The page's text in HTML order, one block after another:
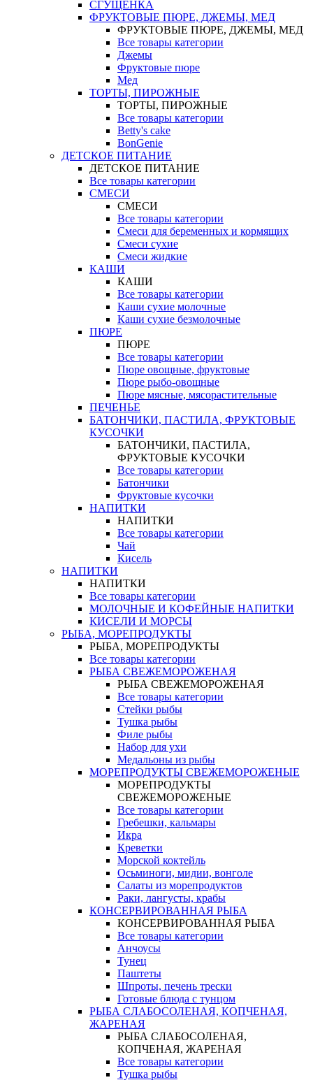
СГУЩЕНКА
ФРУКТОВЫЕ ПЮРЕ, ДЖЕМЫ, МЕД
ФРУКТОВЫЕ ПЮРЕ, ДЖЕМЫ, МЕД
Все товары категории
Джемы
Фруктовые пюре
Мед
ТОРТЫ, ПИРОЖНЫЕ
ТОРТЫ, ПИРОЖНЫЕ
Все товары категории
Betty's cake
BonGenie
ДЕТСКОЕ ПИТАНИЕ
ДЕТСКОЕ ПИТАНИЕ
Все товары категории
СМЕСИ
СМЕСИ
Все товары категории
Смеси для беременных и кормящих
Смеси сухие
Смеси жидкие
КАШИ
КАШИ
Все товары категории
Каши сухие молочные
Каши сухие безмолочные
ПЮРЕ
ПЮРЕ
Все товары категории
Пюре овощные, фруктовые
Пюре рыбо-овощные
Пюре мясные, мясорастительные
ПЕЧЕНЬЕ
БАТОНЧИКИ, ПАСТИЛА, ФРУКТОВЫЕ
КУСОЧКИ
БАТОНЧИКИ, ПАСТИЛА,
ФРУКТОВЫЕ КУСОЧКИ
Все товары категории
Батончики
Фруктовые кусочки
НАПИТКИ
НАПИТКИ
Все товары категории
Чай
Кисель
НАПИТКИ
НАПИТКИ
Все товары категории
МОЛОЧНЫЕ И КОФЕЙНЫЕ НАПИТКИ
КИСЕЛИ И МОРСЫ
РЫБА, МОРЕПРОДУКТЫ
РЫБА, МОРЕПРОДУКТЫ
Все товары категории
РЫБА СВЕЖЕМОРОЖЕНАЯ
РЫБА СВЕЖЕМОРОЖЕНАЯ
Все товары категории
Стейки рыбы
Тушка рыбы
Филе рыбы
Набор для ухи
Медальоны из рыбы
МОРЕПРОДУКТЫ СВЕЖЕМОРОЖЕНЫЕ
МОРЕПРОДУКТЫ
СВЕЖЕМОРОЖЕНЫЕ
Все товары категории
Гребешки, кальмары
Икра
Креветки
Морской коктейль
Осьминоги, мидии, вонголе
Салаты из морепродуктов
Раки, лангусты, крабы
КОНСЕРВИРОВАННАЯ РЫБА
КОНСЕРВИРОВАННАЯ РЫБА
Все товары категории
Анчоусы
Тунец
Паштеты
Шпроты, печень трески
Готовые блюда с тунцом
РЫБА СЛАБОСОЛЕНАЯ, КОПЧЕНАЯ,
ЖАРЕНАЯ
РЫБА СЛАБОСОЛЕНАЯ,
КОПЧЕНАЯ, ЖАРЕНАЯ
Все товары категории
Тушка рыбы